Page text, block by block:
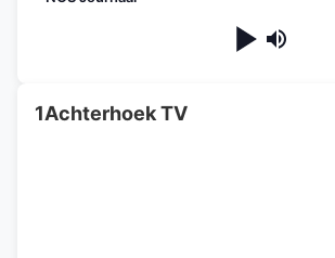
1Achterhoek TV